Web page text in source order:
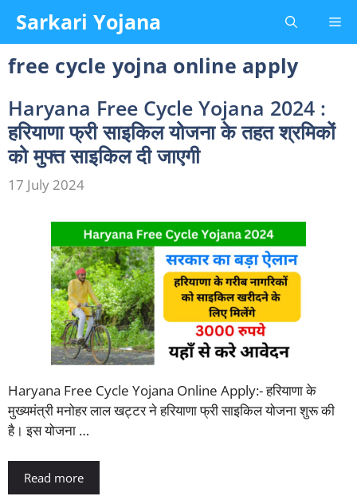
content
Sarkari Yojana
free cycle yojna online apply
Haryana Free Cycle Yojana 2024 :
हरियाणा फ्री साइकिल योजना के तहत श्रमिकों
को मुफ्त साइकिल दी जाएगी
17 July 2024
Haryana Free Cycle Yojana Online Apply:- हरियाणा के
मुख्यमंत्री मनोहर लाल खट्टर ने हरियाणा फ्री साइकिल योजना शुरू की
है। इस योजना …
Read more